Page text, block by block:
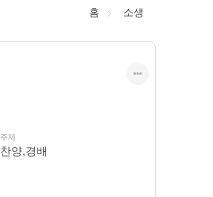
홈 소생
주제
찬양,경배